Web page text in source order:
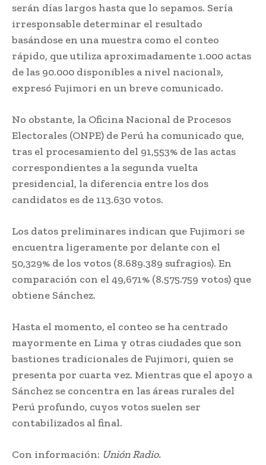
serán días largos hasta que lo sepamos. Sería
irresponsable determinar el resultado
basándose en una muestra como el conteo
rápido, que utiliza aproximadamente 1.000 actas
de las 90.000 disponibles a nivel nacional»,
expresó Fujimori en un breve comunicado.
No obstante, la Oficina Nacional de Procesos
Electorales (ONPE) de Perú ha comunicado que,
tras el procesamiento del 91,553% de las actas
correspondientes a la segunda vuelta
presidencial, la diferencia entre los dos
candidatos es de 113.630 votos.
Los datos preliminares indican que Fujimori se
encuentra ligeramente por delante con el
50,329% de los votos (8.689.389 sufragios). En
comparación con el 49,671% (8.575.759 votos) que
obtiene Sánchez.
Hasta el momento, el conteo se ha centrado
mayormente en Lima y otras ciudades que son
bastiones tradicionales de Fujimori, quien se
presenta por cuarta vez. Mientras que el apoyo a
Sánchez se concentra en las áreas rurales del
Perú profundo, cuyos votos suelen ser
contabilizados al final.
Con información: Unión Radio.